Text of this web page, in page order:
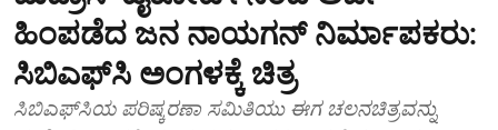
ಹಿಂಪಡೆದ ಜನ ನಾಯಗನ್‌ ನಿರ್ಮಾಪಕರು:
ಸಿಬಿಎಫ್‌ಸಿ ಅಂಗಳಕ್ಕೆ ಚಿತ್ರ
ಸಿಬಿಎಫ್‌ಸಿಯ ಪರಿಷ್ಕರಣಾ ಸಮಿತಿಯು ಈಗ ಚಲನಚಿತ್ರವನ್ನು